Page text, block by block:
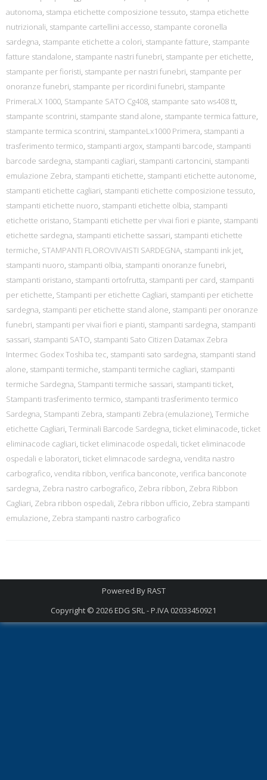
autonoma, stampa etichette composizione tessuto, stampa etichette
nutrizionali, stampante cartellini accesso, stampante coronella
sardegna, stampante etichette a colori, stampante fatture, stampante
fatture standalone, stampante nastri funebri, stampante per etichette,
stampante per fioristi, stampante per nastri funebri, stampante per
onoranze funebri, stampante per ricordini funebri, stampante
PrimeraLX 1000, Stampante SATO Cg408, stampante sato ws408 tt,
stampante scontrini, stampante stand alone, stampante termica fatture,
stampante termica scontrini, stampanteLx1000 Primera, stampanti a
trasferimento termico, stampanti argox, stampanti barcode, stampanti
barcode sardegna, stampanti cagliari, stampanti cartoncini, stampanti
emulazione Zebra, stampanti etichette, stampanti etichette autonome,
stampanti etichette cagliari, stampanti etichette composizione tessuto,
stampanti etichette nuoro, stampanti etichette olbia, stampanti
etichette oristano, Stampanti etichette per vivai fiori e piante, stampanti
etichette sardegna, stampanti etichette sassari, stampanti etichette
termiche, STAMPANTI FLOROVIVAISTI SARDEGNA, stampanti ink jet,
stampanti nuoro, stampanti olbia, stampanti onoranze funebri,
stampanti oristano, stampanti ortofrutta, stampanti per card, stampanti
per etichette, Stampanti per etichette Cagliari, stampanti per etichette
sardegna, stampanti per etichette stand alone, stampanti per onoranze
funebri, stampanti per vivai fiori e pianti, stampanti sardegna, stampanti
sassari, stampanti SATO, stampanti Sato Citizen Datamax Zebra
Intermec Godex Toshiba tec, stampanti sato sardegna, stampanti stand
alone, stampanti termiche, stampanti termiche cagliari, stampanti
termiche Sardegna, Stampanti termiche sassari, stampanti ticket,
Stampanti trasferimento termico, stampanti trasferimento termico
Sardegna, Stampanti Zebra, stampanti Zebra (emulazione), Termiche
etichette Cagliari, Terminali Barcode Sardegna, ticket eliminacode, ticket
eliminacode cagliari, ticket eliminacode ospedali, ticket eliminacode
ospedali e laboratori, ticket elimnacode sardegna, vendita nastro
carbografico, vendita ribbon, verifica banconote, verifica banconote
sardegna, Zebra nastro carbografico, Zebra ribbon, Zebra Ribbon
Cagliari, Zebra ribbon ospedali, Zebra ribbon ufficio, Zebra stampanti
emulazione, Zebra stampanti nastro carbografico
Powered ByRAST
Copyright © 2026EDG SRL - P.IVA 02033450921